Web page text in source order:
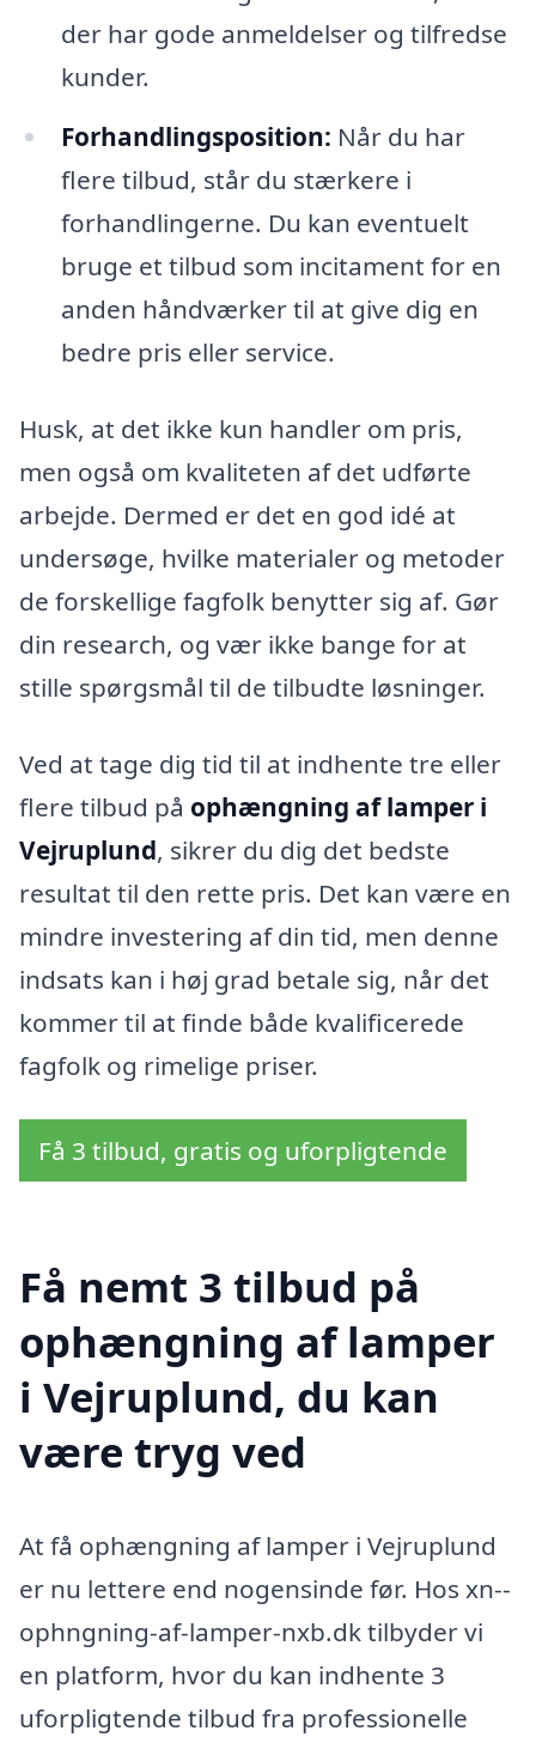
der har gode anmeldelser og tilfredse
kunder.
Forhandlingsposition: Når du har
flere tilbud, står du stærkere i
forhandlingerne. Du kan eventuelt
bruge et tilbud som incitament for en
anden håndværker til at give dig en
bedre pris eller service.
Husk, at det ikke kun handler om pris,
men også om kvaliteten af det udførte
arbejde. Dermed er det en god idé at
undersøge, hvilke materialer og metoder
de forskellige fagfolk benytter sig af. Gør
din research, og vær ikke bange for at
stille spørgsmål til de tilbudte løsninger.
Ved at tage dig tid til at indhente tre eller
flere tilbud på ophængning af lamper i
Vejruplund, sikrer du dig det bedste
resultat til den rette pris. Det kan være en
mindre investering af din tid, men denne
indsats kan i høj grad betale sig, når det
kommer til at finde både kvalificerede
fagfolk og rimelige priser.
Få 3 tilbud, gratis og uforpligtende
Få nemt 3 tilbud på
ophængning af lamper
i Vejruplund, du kan
være tryg ved
At få ophængning af lamper i Vejruplund
er nu lettere end nogensinde før. Hos xn--
ophngning-af-lamper-nxb.dk tilbyder vi
en platform, hvor du kan indhente 3
uforpligtende tilbud fra professionelle